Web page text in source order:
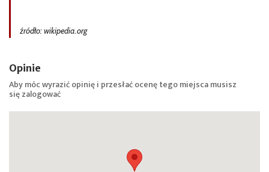
źródło: wikipedia.org
Opinie
Aby móc wyrazić opinię i przesłać ocenę tego miejsca musisz
sięzalogować